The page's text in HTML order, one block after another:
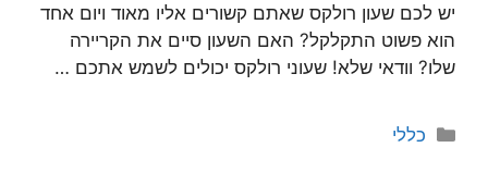
יש לכם שעון רולקס שאתם קשורים אליו מאוד ויום אחד
הוא פשוט התקלקל? האם השעון סיים את הקריירה
שלו? וודאי שלא! שעוני רולקס יכולים לשמש אתכם …
קטגוריות
כללי